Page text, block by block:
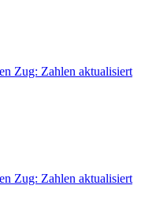
Zug: Zahlen aktualisiert
Zug: Zahlen aktualisiert